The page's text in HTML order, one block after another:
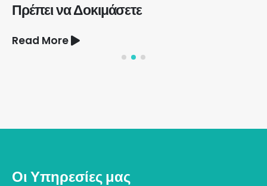
Πρέπει να Δοκιμάσετε
Read More
Οι Υπηρεσίες μας